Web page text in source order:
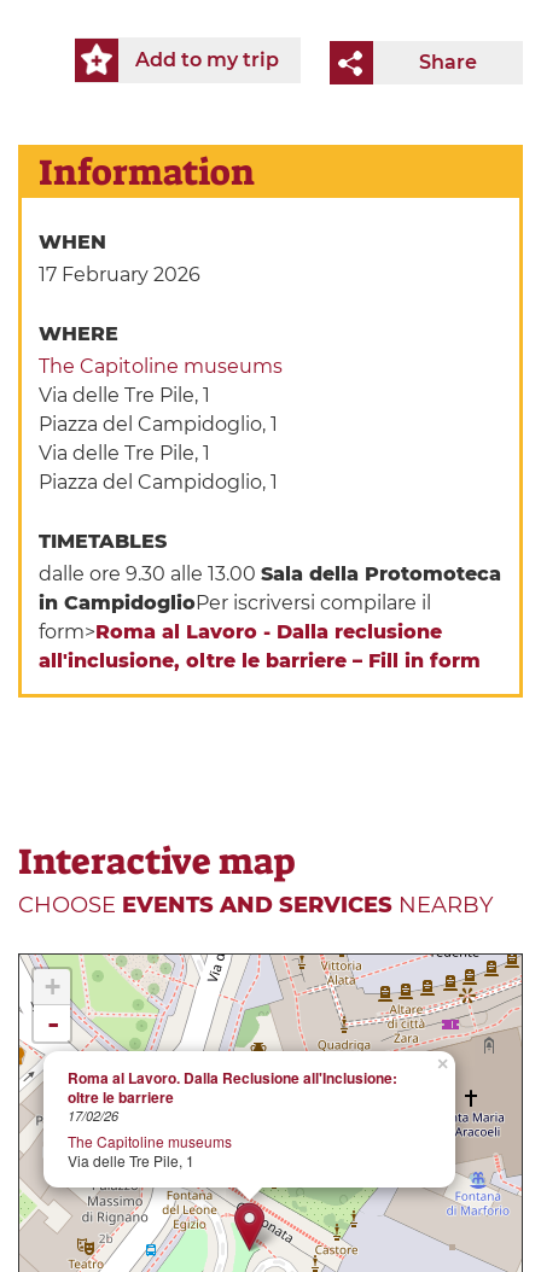
Share
Add to my trip
Information
WHEN
17 February 2026
WHERE
The Capitoline museums
Via delle Tre Pile, 1
Piazza del Campidoglio, 1
Via delle Tre Pile, 1
Piazza del Campidoglio, 1
TIMETABLES
dalle ore 9.30 alle 13.00Sala della Protomoteca
in CampidoglioPer iscriversi compilare il
form>Roma al Lavoro - Dalla reclusione
all'inclusione, oltre le barriere – Fill in form
Interactive map
CHOOSE EVENTS AND SERVICES NEARBY
×
Roma al Lavoro. Dalla Reclusione all'Inclusione:
oltre le barriere
17/02/26
The Capitoline museums
Via delle Tre Pile, 1
+
-